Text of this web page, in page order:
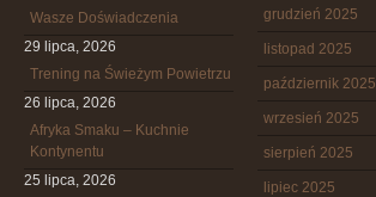
Wasze Doświadczenia
29 lipca, 2026
Trening na Świeżym Powietrzu
26 lipca, 2026
Afryka Smaku – Kuchnie
Kontynentu
25 lipca, 2026
grudzień 2025
listopad 2025
październik 2025
wrzesień 2025
sierpień 2025
lipiec 2025